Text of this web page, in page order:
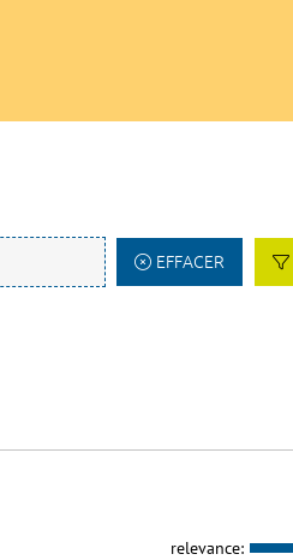
EFFACER
relevance: